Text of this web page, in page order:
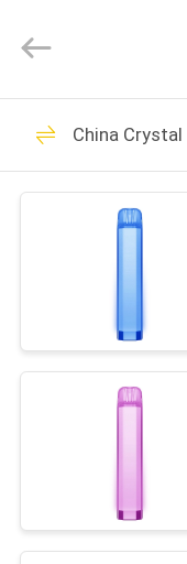
HAUS
PRODUKTE
UNS
AUSFLUG
Ltd..
Developed
Stock
China